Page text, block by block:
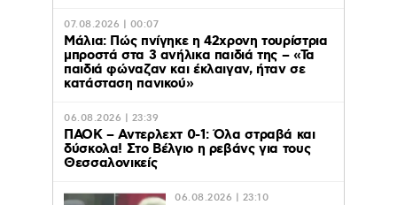
07.08.2026 | 00:07
Μάλια: Πώς πνίγηκε η 42χρονη τουρίστρια
μπροστά στα 3 ανήλικα παιδιά της – «Τα
παιδιά φώναζαν και έκλαιγαν, ήταν σε
κατάσταση πανικού»
06.08.2026 | 23:39
ΠΑΟΚ – Αντερλεχτ 0-1: Όλα στραβά και
δύσκολα! Στο Βέλγιο η ρεβάνς για τους
Θεσσαλονικείς
06.08.2026 | 23:10